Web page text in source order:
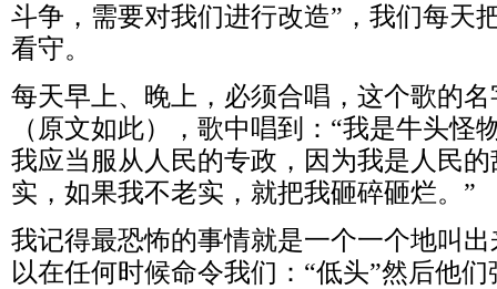
斗争，需要对我们进行改造”，我们每天
看守。
每天早上、晚上，必须合唱，这个歌的
（原文如此），歌中唱到：“我是牛头怪
我应当服从人民的专政，因为我是人民
实，如果我不老实，就把我砸碎砸烂。”
我记得最恐怖的事情就是一个一个地叫
以在任何时候命令我们：“低头”然后他